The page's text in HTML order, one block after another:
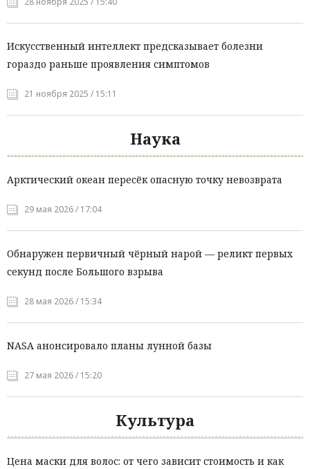
Искусственный интеллект предсказывает болезни
гораздо раньше проявления симптомов
21 ноября 2025 / 15:11
Наука
Арктический океан пересёк опасную точку невозврата
29 мая 2026 / 17:04
Обнаружен первичный чёрный нарой — реликт первых
секунд после Большого взрыва
28 мая 2026 / 15:34
NASA анонсировало планы лунной базы
27 мая 2026 / 15:20
Культура
Цена маски для волос: от чего зависит стоимость и как